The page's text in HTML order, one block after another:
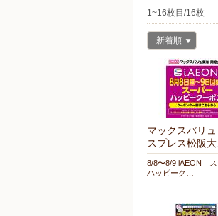
1~16枚目/16枚
新着順
マックスバリュ
スプレス松阪大
8/8〜8/9 iAEON ス
ハッピーク…